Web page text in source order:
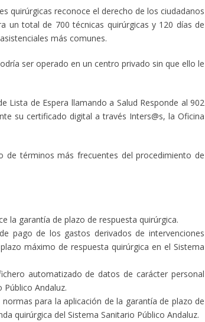
quirúrgicas reconoce el derecho de los ciudadanos
un total de 700 técnicas quirúrgicas y 120 días de
más comunes.
ser operado en un centro privado sin que ello le
Lista de Espera llamando a Salud Responde al 902
su certificado digital a través Inters@s, la Oficina
de términos más frecuentes del procedimiento de
la garantía de plazo de respuesta quirúrgica.
pago de los gastos derivados de intervenciones
máximo de respuesta quirúrgica en el Sistema
automatizado de datos de carácter personal
Andaluz.
para la aplicación de la garantía de plazo de
quirúrgica del Sistema Sanitario Público Andaluz.